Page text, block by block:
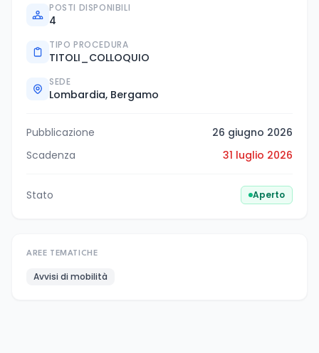
POSTI DISPONIBILI
4
TIPO PROCEDURA
TITOLI_COLLOQUIO
SEDE
Lombardia, Bergamo
Pubblicazione
26 giugno 2026
Scadenza
31 luglio 2026
Stato Aperto
AREE TEMATICHE
Avvisi di mobilità